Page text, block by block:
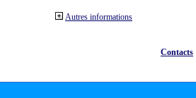
Autres informations
Contacts